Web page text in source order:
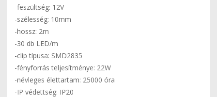
-feszültség: 12V
-szélesség: 10mm
-hossz: 2m
-30 db LED/m
-clip típusa: SMD2835
-fényforrás teljesítménye: 22W
-névleges élettartam: 25000 óra
-IP védettség: IP20